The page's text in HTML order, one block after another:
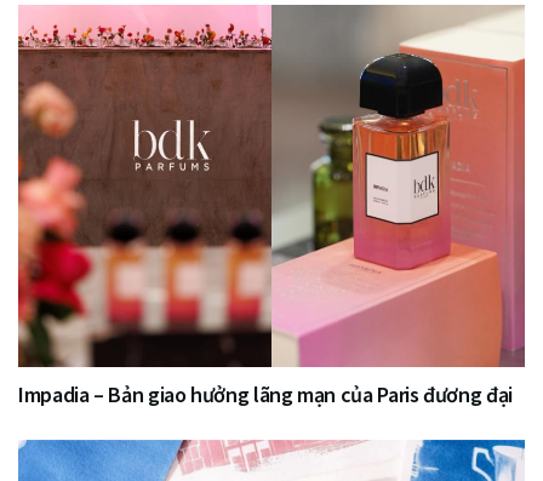
Impadia – Bản giao hưởng lãng mạn của Paris đương đại